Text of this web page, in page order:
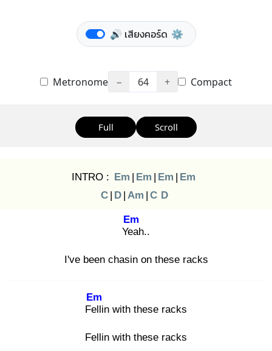
🔊 เสียงคอร์ด ⚙️
Metronome − 64 + Compact
Full Scroll
INTRO : Em | Em | Em | Em
C | D | Am | C D
Yea
Em
h..
I've been chasin on these racks
Fell
Em
in with these racks
Fellin with these racks